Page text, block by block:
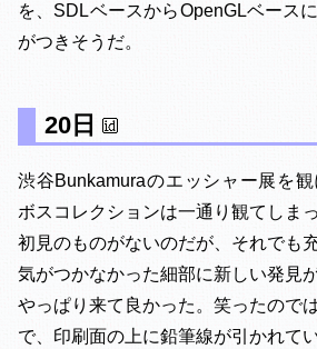
を、SDLベースからOpenGLベース
がつきそうだ。
20日
渋谷Bunkamuraのエッシャー展を
ボスコレクションは一通り観てしま
初見のものがないのだが、それでも
気がつかなかった細部に新しい発見
やっぱり来て良かった。笑ったので
で、印刷面の上に鉛筆線が引かれて